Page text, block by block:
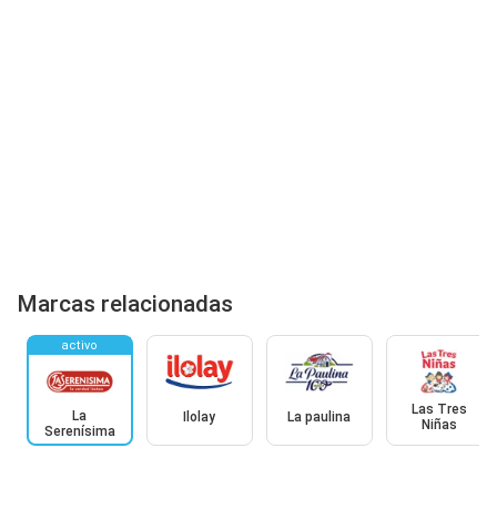
Marcas relacionadas
activo
La
Serenísima
Ilolay La paulina
Las Tres
Niñas